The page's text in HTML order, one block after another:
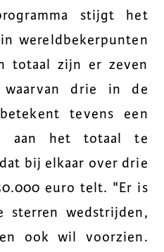
stijgt het
wereldbekerpunten
totaal zijn er zeven
waarvan drie in de
tevens een
aan het totaal te
bij elkaar over drie
euro telt. "Er is
sterren wedstrijden,
ook wil voorzien.